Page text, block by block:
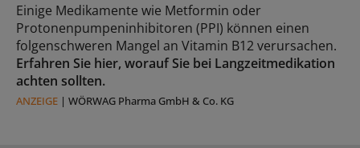
Einige Medikamente wie Metformin oder
Protonenpumpeninhibitoren (PPI) können einen
folgenschweren Mangel an Vitamin B12 verursachen.
Erfahren Sie hier, worauf Sie bei Langzeitmedikation
achten sollten.
ANZEIGE | WÖRWAG Pharma GmbH & Co. KG